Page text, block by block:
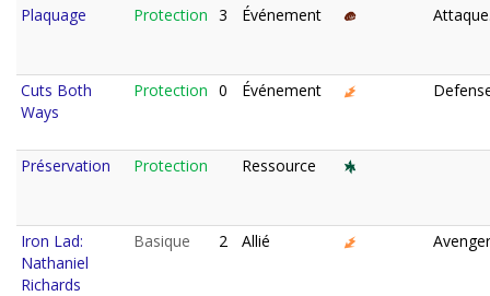
Plaquage Protection 3 Événement
Cuts Both
Ways
Protection 0 Événement
Préservation Protection Ressource
Iron Lad:
Nathaniel
Richards
Basique 2 Allié